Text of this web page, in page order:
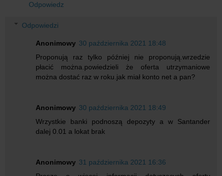
Odpowiedz
Odpowiedzi
Anonimowy 30 października 2021 18:48
Proponują raz tylko później nie proponują.wrzedzie
płacić można.powiedzieli że oferta utrzymaniowe
można dostać raz w roku.jak miał konto net a pan?
Anonimowy 30 października 2021 18:49
Wrzystkie banki podnoszą depozyty a w Santander
dalej 0.01 a lokat brak
Anonimowy 31 października 2021 16:36